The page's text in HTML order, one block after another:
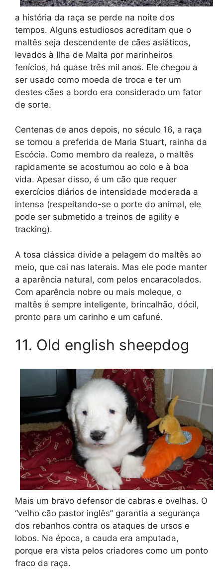
a história da raça se perde na noite dos
tempos. Alguns estudiosos acreditam que o
maltês seja descendente de cães asiáticos,
levados à Ilha de Malta por marinheiros
fenícios, há quase três mil anos. Ele chegou a
ser usado como moeda de troca e ter um
destes cães a bordo era considerado um fator
de sorte.
Centenas de anos depois, no século 16, a raça
se tornou a preferida de Maria Stuart, rainha da
Escócia. Como membro da realeza, o maltês
rapidamente se acostumou ao colo e à boa
vida. Apesar disso, é um cão que requer
exercícios diários de intensidade moderada a
intensa (respeitando-se o porte do animal, ele
pode ser submetido a treinos de agility e
tracking).
A tosa clássica divide a pelagem do maltês ao
meio, que cai nas laterais. Mas ele pode manter
a aparência natural, com pelos encaracolados.
Com aparência nobre ou mais moleque, o
maltês é sempre inteligente, brincalhão, dócil,
pronto para um carinho e um cafuné.
11. Old english sheepdog
Mais um bravo defensor de cabras e ovelhas. O
“velho cão pastor inglês” garantia a segurança
dos rebanhos contra os ataques de ursos e
lobos. Na época, a cauda era amputada,
porque era vista pelos criadores como um ponto
fraco da raça.